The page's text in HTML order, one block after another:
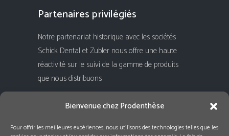
Bienvenue chez Prodenthèse
Pour offrir les meilleures expériences, nous utilisons des technologies telles que les
Partenaires privilégiés
Notre partenariat historique avec les sociétés
Schick Dental et Zubler nous offre une haute
réactivité sur le suivi de la gamme de produits
que nous distribuons.
Rejoignez-nous !